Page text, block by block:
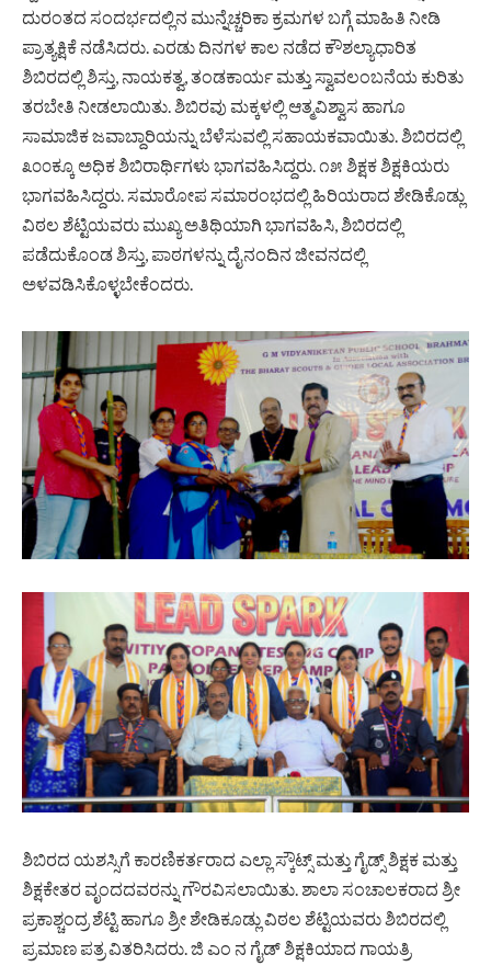
ದುರಂತದ ಸಂದರ್ಭದಲ್ಲಿನ ಮುನ್ನೆಚ್ಚರಿಕಾ ಕ್ರಮಗಳ ಬಗ್ಗೆ ಮಾಹಿತಿ ನೀಡಿ
ಪ್ರಾತ್ಯಕ್ಷಿಕೆ ನಡೆಸಿದರು. ಎರಡು ದಿನಗಳ ಕಾಲ ನಡೆದ ಕೌಶಲ್ಯಾಧಾರಿತ
ಶಿಬಿರದಲ್ಲಿ ಶಿಸ್ತು, ನಾಯಕತ್ವ, ತಂಡಕಾರ್ಯ ಮತ್ತು ಸ್ವಾವಲಂಬನೆಯ ಕುರಿತು
ತರಬೇತಿ ನೀಡಲಾಯಿತು. ಶಿಬಿರವು ಮಕ್ಕಳಲ್ಲಿ ಆತ್ಮವಿಶ್ವಾಸ ಹಾಗೂ
ಸಾಮಾಜಿಕ ಜವಾಬ್ದಾರಿಯನ್ನು ಬೆಳೆಸುವಲ್ಲಿ ಸಹಾಯಕವಾಯಿತು. ಶಿಬಿರದಲ್ಲಿ
೩೦೦ಕ್ಕೂ ಅಧಿಕ ಶಿಬಿರಾರ್ಥಿಗಳು ಭಾಗವಹಿಸಿದ್ದರು. ೧೫ ಶಿಕ್ಷಕ ಶಿಕ್ಷಕಿಯರು
ಭಾಗವಹಿಸಿದ್ದರು. ಸಮಾರೋಪ ಸಮಾರಂಭದಲ್ಲಿ ಹಿರಿಯರಾದ ಶೇಡಿಕೊಡ್ಲು
ವಿಠಲ ಶೆಟ್ಟಿಯವರು ಮುಖ್ಯ ಅತಿಥಿಯಾಗಿ ಭಾಗವಹಿಸಿ, ಶಿಬಿರದಲ್ಲಿ
ಪಡೆದುಕೊಂಡ ಶಿಸ್ತು, ಪಾಠಗಳನ್ನು ದೈನಂದಿನ ಜೀವನದಲ್ಲಿ
ಅಳವಡಿಸಿಕೊಳ್ಳಬೇಕೆಂದರು.
ಶಿಬಿರದ ಯಶಸ್ಸಿಗೆ ಕಾರಣಿಕರ್ತರಾದ ಎಲ್ಲಾ ಸ್ಕೌಟ್ಸ್ ಮತ್ತು ಗೈಡ್ಸ್ ಶಿಕ್ಷಕ ಮತ್ತು
ಶಿಕ್ಷಕೇತರ ವೃಂದದವರನ್ನು ಗೌರವಿಸಲಾಯಿತು. ಶಾಲಾ ಸಂಚಾಲಕರಾದ ಶ್ರೀ
ಪ್ರಕಾಶ್ಚಂದ್ರ ಶೆಟ್ಟಿ ಹಾಗೂ ಶ್ರೀ ಶೇಡಿಕೂಡ್ಲು ವಿಠಲ ಶೆಟ್ಟಿಯವರು ಶಿಬಿರದಲ್ಲಿ
ಪ್ರಮಾಣ ಪತ್ರ ವಿತರಿಸಿದರು. ಜಿ ಎಂ ನ ಗೈಡ್ ಶಿಕ್ಷಕಿಯಾದ ಗಾಯತ್ರಿ